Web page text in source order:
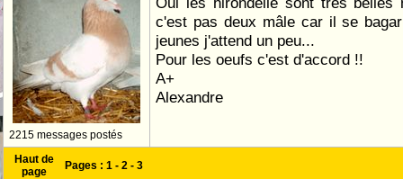
2215 messages postés
c'est pas deux mâle car il se
jeunes j'attend un peu...
Pour les oeufs c'est d'accord !!
A+
Alexandre
Haut de
page
Pages : 1 - 2 - 3